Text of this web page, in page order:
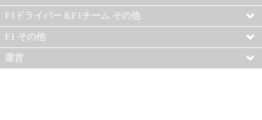
F1ドライバー＆F1チーム その他
F1 その他
運営